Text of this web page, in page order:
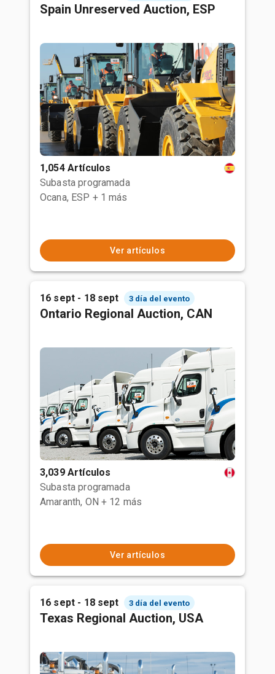
Spain Unreserved Auction, ESP
1,054 Artículos
Subasta programada
Ocana, ESP + 1 más
Ver artículos
16 sept - 18 sept 3 día del evento
Ontario Regional Auction, CAN
3,039 Artículos
Subasta programada
Amaranth, ON + 12 más
Ver artículos
16 sept - 18 sept 3 día del evento
Texas Regional Auction, USA